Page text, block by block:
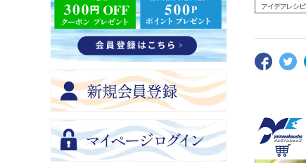
アイデアレシピ